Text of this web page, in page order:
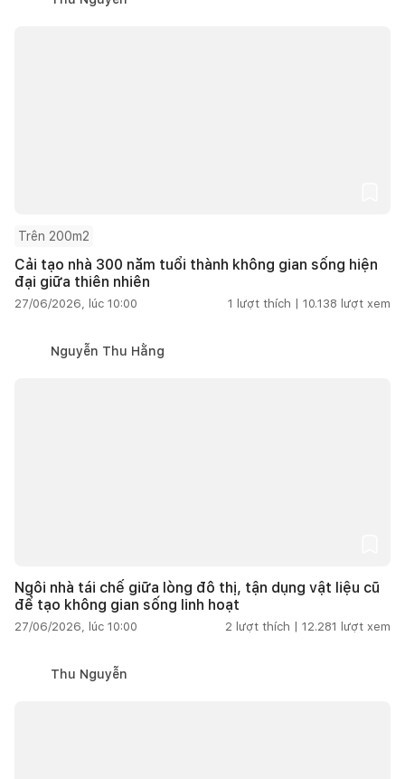
Trên 200m2
Cải tạo nhà 300 năm tuổi thành không gian sống hiện
đại giữa thiên nhiên
27/06/2026, lúc 10:00 1 lượt thích | 10.138 lượt xem
Nguyễn Thu Hằng
Ngôi nhà tái chế giữa lòng đô thị, tận dụng vật liệu cũ
để tạo không gian sống linh hoạt
27/06/2026, lúc 10:00 2 lượt thích | 12.281 lượt xem
Thu Nguyễn